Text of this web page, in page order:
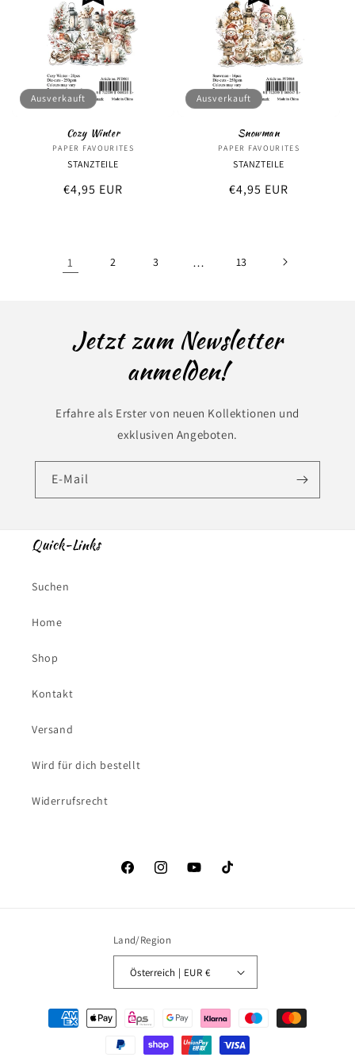
Ausverkauft
Cozy Winter
Anbieter:
PAPER FAVOURITES
STANZTEILE
Normaler
€4,95 EUR
Ausverkauft
Snowman
Anbieter:
PAPER FAVOURITES
STANZTEILE
Normaler
€4,95 EUR
1 2 3 … 13
Jetzt zum Newsletter
anmelden!
Erfahre als Erster von neuen Kollektionen und
exklusiven Angeboten.
E-Mail
Quick-Links
Suchen
Home
Shop
Kontakt
Versand
Wird für dich bestellt
Widerrufsrecht
FacebookInstagramYouTubeTikTok
Land/Region
Österreich | EUR €
Zahlungsmethoden